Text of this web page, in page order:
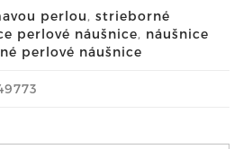
perlou, strieborné
perlové náušnice, náušnice
perlové náušnice